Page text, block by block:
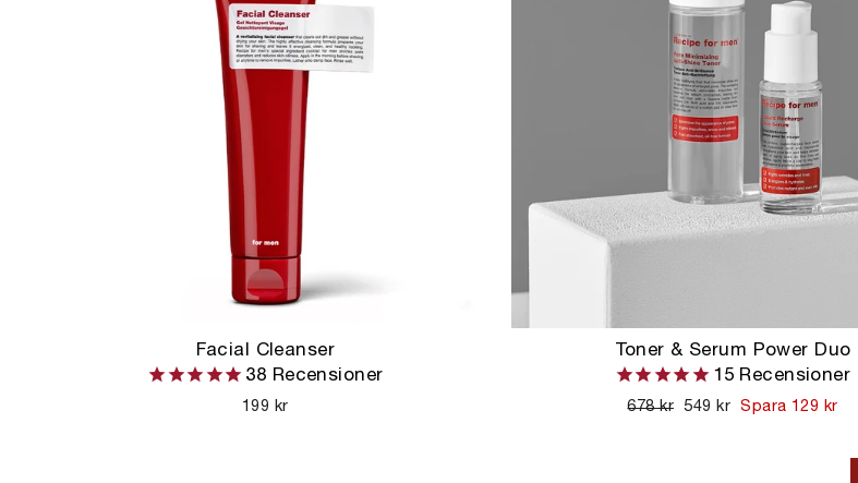
Facial Cleanser
38 Recensioner
199 kr
Toner & Serum Power Duo
15Recensioner
Ordinarie
678 kr Kampanjpris
549 kr Spara 129 kr